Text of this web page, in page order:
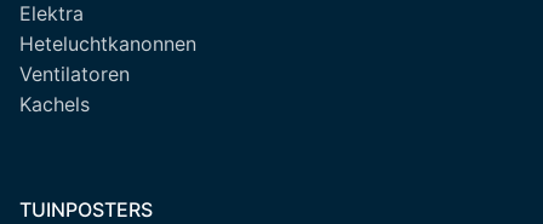
Elektra
Heteluchtkanonnen
Ventilatoren
Kachels
TUINPOSTERS